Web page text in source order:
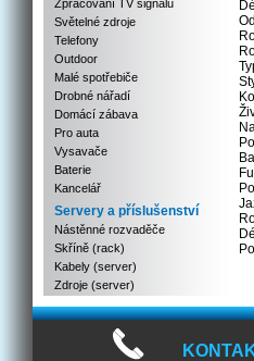
Zpracování TV signálu
Světelné zdroje
Telefony
Outdoor
Malé spotřebiče
Drobné nářadí
Domácí zábava
Pro auta
Vysavače
Baterie
Kancelář
Servery a příslušenství
Nástěnné rozvaděče
Skříně (rack)
Kabely (server)
Zdroje (server)